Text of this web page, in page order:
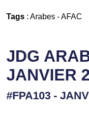
Tags: Arabes-AFAC
JDG
JANVIER
#FPA103 -